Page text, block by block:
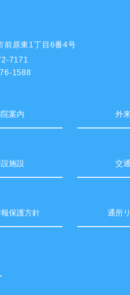
前原東1丁目6番4号
7171
1588
案内 外
施設 交
保護方針 通所